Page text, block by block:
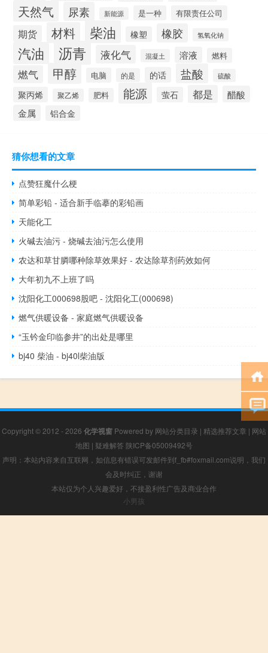
天然气 尿素 新能源 是一种 有限责任公司
期货 材料 柴油 橡塑 橡胶 氢氧化钠
汽油 沥青 液化气 混凝土 溶液 燃料
燃气 甲醇 电脑 的是 的话 盐酸 硫酸
聚丙烯 聚乙烯 肥料 能源 萤石 都是 醋酸
金属 铝合金
猜你想看的文章
点赞狂魔什么梗
简单彩铅 - 适合新手临摹的彩铅画
天能化工
火碱去油污 - 烧碱去油污怎么使用
农达和草甘膦哪种除草效果好 - 农达除草剂药效如何
大年初九不上班了吗
沈阳化工000698股吧 - 沈阳化工(000698)
燃气供暖设备 - 家庭燃气供暖设备
“玉钤金印临参井”的出处是哪里
bj40 柴油 - bj40l柴油版
Copyright © 2012 - 2026 化学视窗 Powered by 网站分类目录 | 精选推荐文章 | 网站
地图 | 疑难解答 陕ICP备05009492号
声明：本站内容来自互联网，如信息有错误可发邮件到f_fb#foxmail.com说明，我们
会及时纠正，谢谢
本站仅为个人兴趣爱好，不接盈利性广告及商业合作
小男孩